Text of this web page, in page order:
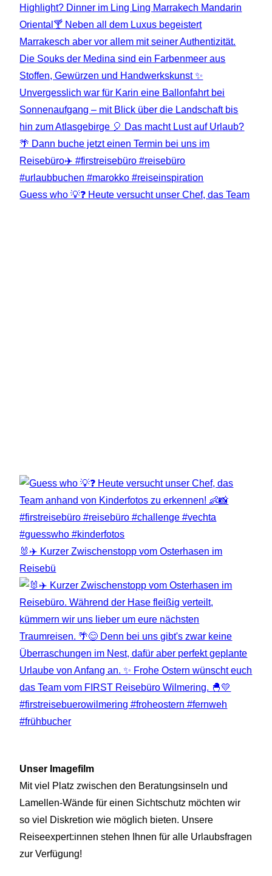
Guess who 💡❓️ Heute versucht unser Chef, das Team
🐰✈️ Kurzer Zwischenstopp vom Osterhasen im
Reisebü
Unser Imagefilm
Mit viel Platz zwischen den Beratungsinseln und
Lamellen-Wände für einen Sichtschutz möchten wir
so viel Diskretion wie möglich bieten. Unsere
Reiseexpert:innen stehen Ihnen für alle Urlaubsfragen
zur Verfügung!